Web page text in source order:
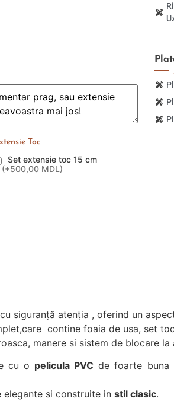
Toc
Set extensie toc 15 cm
(+500,00 MDL)
siguranță atenția , oferind un
contine foaia de usa, set
manere si sistem de blocare la
cu o pelicula PVC de foarte buna
si construite in stil clasic.